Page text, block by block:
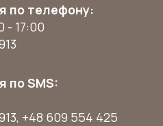
по телефону:
- 17:00
по SMS:
, +48 609 554 425